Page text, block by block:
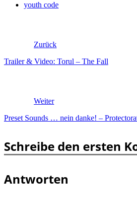
youth code
Zurück
Trailer & Video: Torul – The Fall
Weiter
Preset Sounds … nein danke! –
Schreibe den ersten
Antworten